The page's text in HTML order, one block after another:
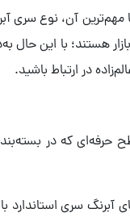
آن، نوع سری
هستند؛ با این حال
در ارتباط باشید.
حرفه‌ای که در